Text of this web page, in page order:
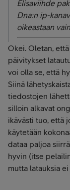
Elisaviihde
Dna:n ip-
oikeastaan
Okei. Oletan,
päivitykset
voi olla se, että
Siinä
tiedostojen
silloin alkavat
ikävästi tuo, että
käytetään
dataa paljoa
hyvin (itse
mutta latauksia